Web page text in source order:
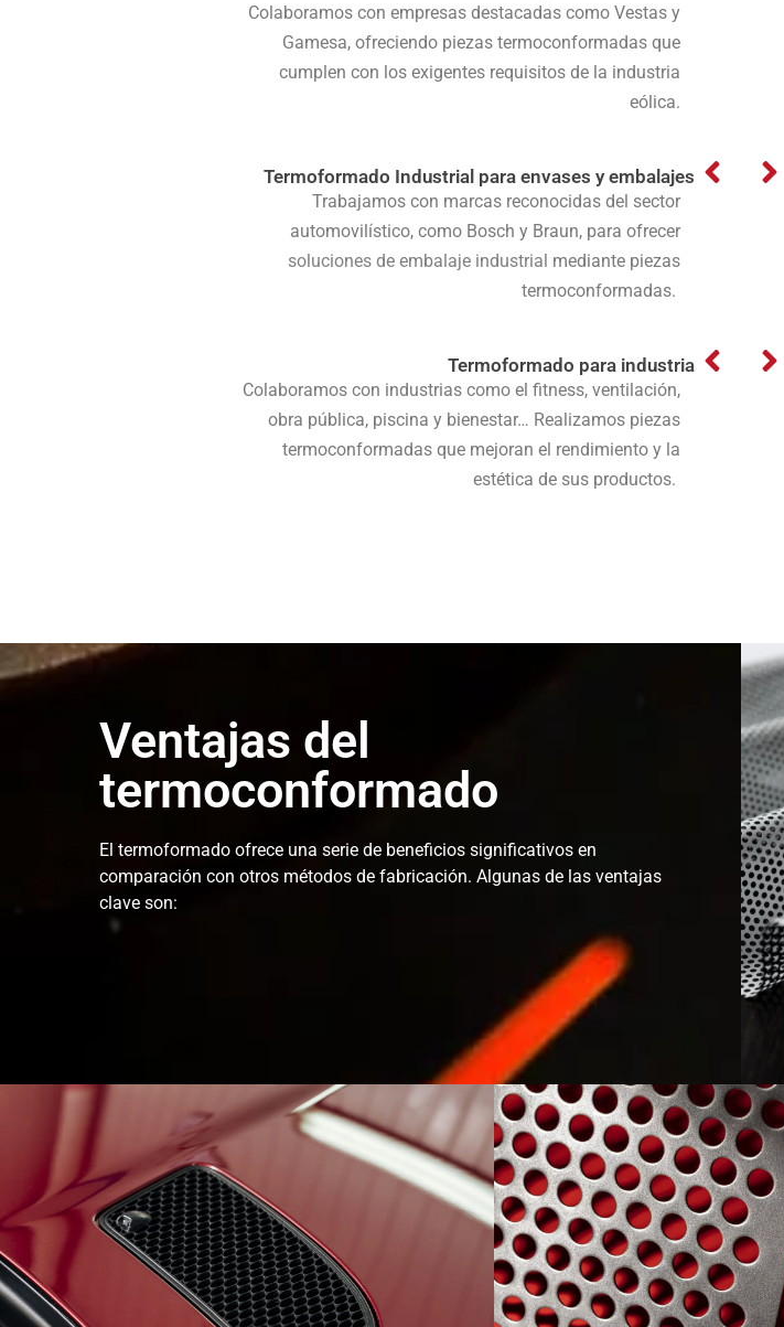
Colaboramos con empresas destacadas como Vestas y
Gamesa, ofreciendo piezas termoconformadas que
cumplen con los exigentes requisitos de la industria
eólica.
Termoformado Industrial para envases y embalajes
Trabajamos con marcas reconocidas del sector
automovilístico, como Bosch y Braun, para ofrecer
soluciones de embalaje industrial mediante piezas
termoconformadas.
Termoformado para industria
Colaboramos con industrias como el fitness, ventilación,
obra pública, piscina y bienestar… Realizamos piezas
termoconformadas que mejoran el rendimiento y la
estética de sus productos.
Ventajas del
termoconformado
El termoformado ofrece una serie de beneficios significativos en
comparación con otros métodos de fabricación. Algunas de las ventajas
clave son: